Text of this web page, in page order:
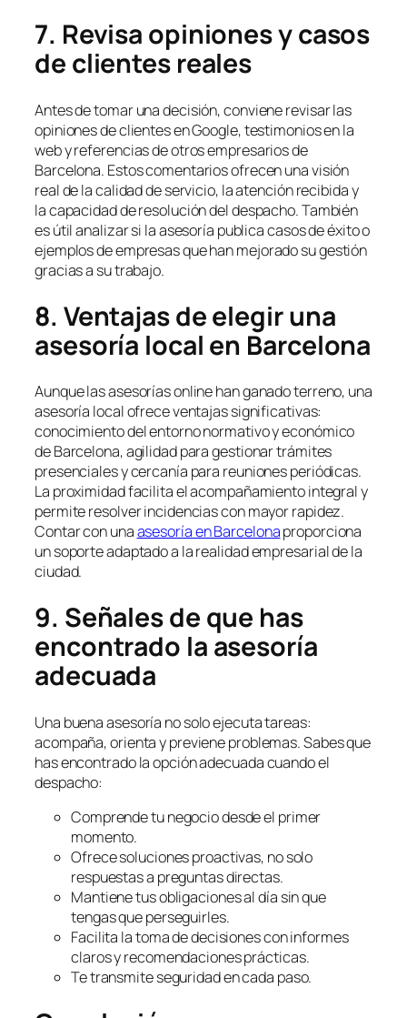
7. Revisa opiniones y casos
de clientes reales
Antes de tomar una decisión, conviene revisar las
opiniones de clientes en Google, testimonios en la
web y referencias de otros empresarios de
Barcelona. Estos comentarios ofrecen una visión
real de la calidad de servicio, la atención recibida y
la capacidad de resolución del despacho. También
es útil analizar si la asesoría publica casos de éxito o
ejemplos de empresas que han mejorado su gestión
gracias a su trabajo.
8. Ventajas de elegir una
asesoría local en Barcelona
Aunque las asesorías online han ganado terreno, una
asesoría local ofrece ventajas significativas:
conocimiento del entorno normativo y económico
de Barcelona, agilidad para gestionar trámites
presenciales y cercanía para reuniones periódicas.
La proximidad facilita el acompañamiento integral y
permite resolver incidencias con mayor rapidez.
Contar con unaasesoría en Barcelonaproporciona
un soporte adaptado a la realidad empresarial de la
ciudad.
9. Señales de que has
encontrado la asesoría
adecuada
Una buena asesoría no solo ejecuta tareas:
acompaña, orienta y previene problemas. Sabes que
has encontrado la opción adecuada cuando el
despacho:
Comprende tu negocio desde el primer
momento.
Ofrece soluciones proactivas, no solo
respuestas a preguntas directas.
Mantiene tus obligaciones al día sin que
tengas que perseguirles.
Facilita la toma de decisiones con informes
claros y recomendaciones prácticas.
Te transmite seguridad en cada paso.